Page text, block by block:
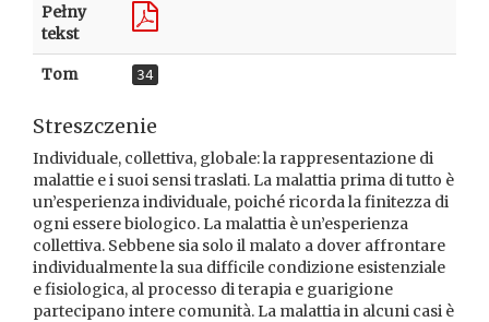
Pełny
tekst
Tom 34
Streszczenie
Individuale, collettiva, globale: la rappresentazione di
malattie e i suoi sensi traslati. La malattia prima di tutto è
un’esperienza individuale, poiché ricorda la finitezza di
ogni essere biologico. La malattia è un’esperienza
collettiva. Sebbene sia solo il malato a dover affrontare
individualmente la sua difficile condizione esistenziale
e fisiologica, al processo di terapia e guarigione
partecipano intere comunità. La malattia in alcuni casi è